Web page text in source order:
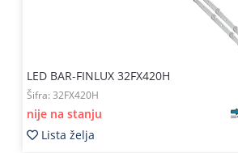
LED BAR-FINLUX 32FX420H
Šifra: 32FX420H
nije na stanju
Lista želja